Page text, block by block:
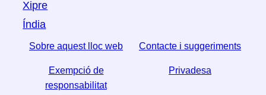
Xipre
Índia
Sobre aquest lloc web Contacte i suggeriments
Exempció de
responsabilitat
Privadesa